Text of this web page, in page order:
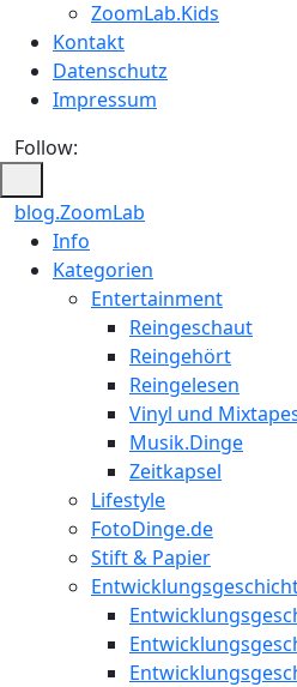
ZoomLab.Kids
Kontakt
Datenschutz
Impressum
Follow:
blog.ZoomLab
ZoomLab
//
Info
Kategorien
Entertainment
Reingeschaut
Reingehört
Reingelesen
Vinyl und
Musik.Dinge
Zeitkapsel
Lifestyle
FotoDinge.de
Stift & Papier